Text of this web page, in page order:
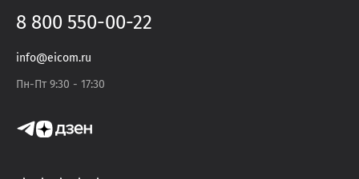
8 800 550-00-22
info@eicom.ru
Пн-Пт 9:30 - 17:30